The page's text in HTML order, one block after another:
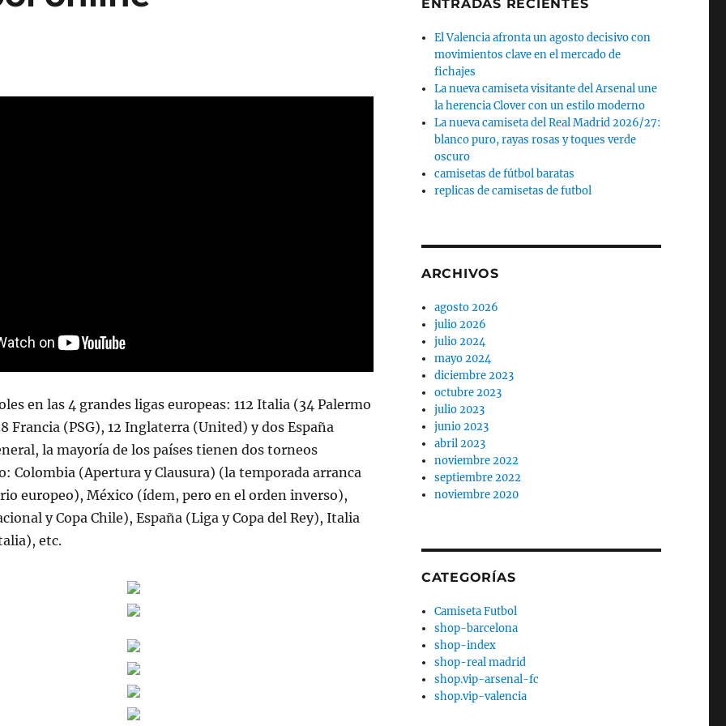
en las 4 grandes ligas europeas: 112 Italia (34 Palermo
Francia (PSG), 12 Inglaterra (United) y dos España
la mayoría de los países tienen dos torneos
Colombia (Apertura y Clausura) (la temporada arranca
europeo), México (ídem, pero en el orden inverso),
y Copa Chile), España (Liga y Copa del Rey), Italia
etc.
ENTRADAS RECIENTES
El Valencia afronta un agosto decisivo con
movimientos clave en el mercado de
fichajes
La nueva camiseta visitante del Arsenal une
la herencia Clover con un estilo moderno
La nueva camiseta del Real Madrid 2026/27:
blanco puro, rayas rosas y toques verde
oscuro
camisetas de fútbol baratas
replicas de camisetas de futbol
ARCHIVOS
agosto 2026
julio 2026
julio 2024
mayo 2024
diciembre 2023
octubre 2023
julio 2023
junio 2023
abril 2023
noviembre 2022
septiembre 2022
noviembre 2020
CATEGORÍAS
Camiseta Futbol
shop-barcelona
shop-index
shop-real madrid
shop.vip-arsenal-fc
shop.vip-valencia